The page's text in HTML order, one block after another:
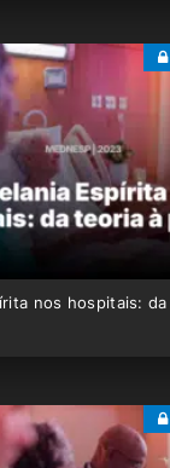
nos hospitais: